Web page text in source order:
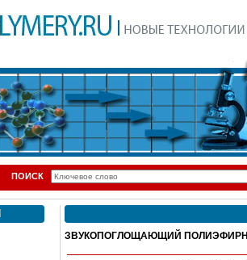
ПОИСК
ЗВУКОПОГЛОЩАЮЩИЙ